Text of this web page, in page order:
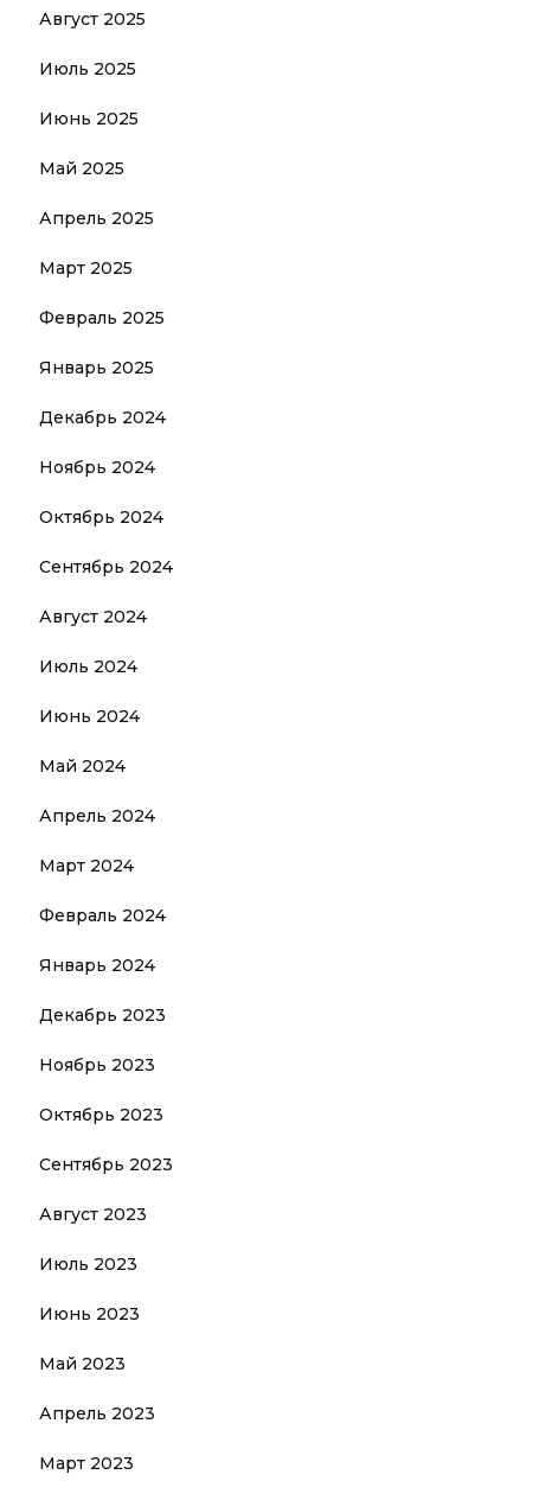
Август 2025
Июль 2025
Июнь 2025
Май 2025
Апрель 2025
Март 2025
Февраль 2025
Январь 2025
Декабрь 2024
Ноябрь 2024
Октябрь 2024
Сентябрь 2024
Август 2024
Июль 2024
Июнь 2024
Май 2024
Апрель 2024
Март 2024
Февраль 2024
Январь 2024
Декабрь 2023
Ноябрь 2023
Октябрь 2023
Сентябрь 2023
Август 2023
Июль 2023
Июнь 2023
Май 2023
Апрель 2023
Март 2023